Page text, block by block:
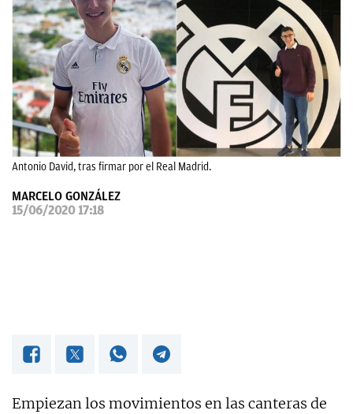
OKDIARIO
Antonio David, tras firmar por el Real Madrid.
MARCELO GONZÁLEZ
15/06/2020 17:18
Empiezan los movimientos en las canteras de